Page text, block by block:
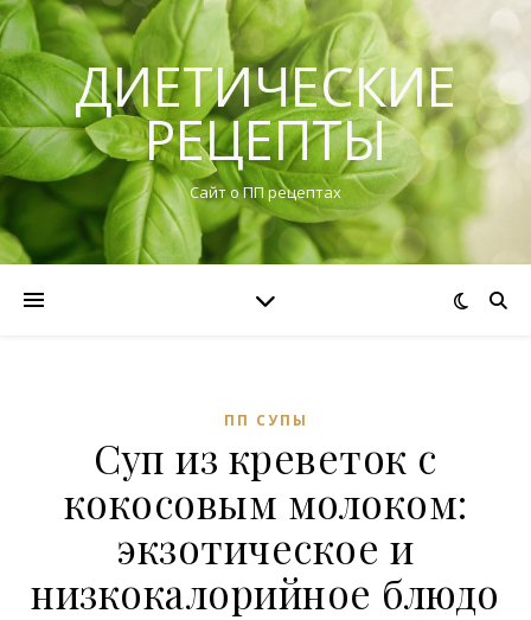
ДИЕТИЧЕСКИЕ
РЕЦЕПТЫ
Сайт о ПП рецептах
ПП СУПЫ
Суп из креветок с
кокосовым молоком:
экзотическое и
низкокалорийное блюдо